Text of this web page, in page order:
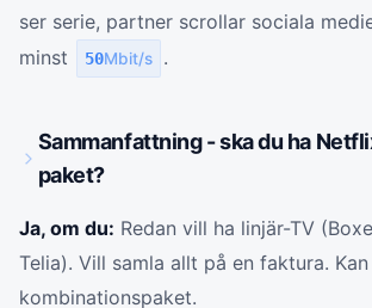
ser serie, partner scrollar sociala
minst
50Mbit/s .
Sammanfattning - ska du ha
paket?
Ja, om du: Redan vill ha linjär-TV
Telia). Vill samla allt på en faktura.
kombinationspaket.